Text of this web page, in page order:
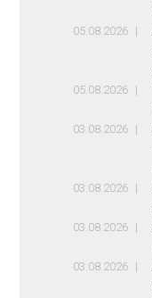
05.08.2026
05.08.2026
03.08.2026
03.08.2026
03.08.2026
03.08.2026